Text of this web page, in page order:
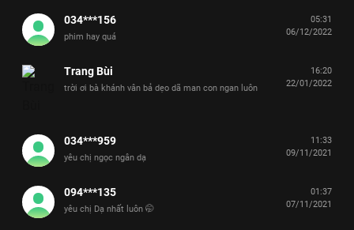
034***156
phim hay quá
05:31
06/12/2022
Trang Bùi
trời ơi bà khánh vân bả dẹo dã man con ngan luôn
16:20
22/01/2022
034***959
yêu chị ngọc ngân dạ
11:33
09/11/2021
094***135
yêu chị Dạ nhất luôn 🤭
01:37
07/11/2021